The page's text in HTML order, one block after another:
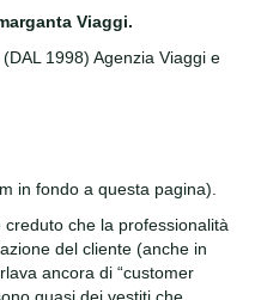
Viaggi.
(DAL 1998) Agenzia Viaggi e
in fondo a questa pagina).
che la professionalità
del cliente (anche in
ancora di “customer